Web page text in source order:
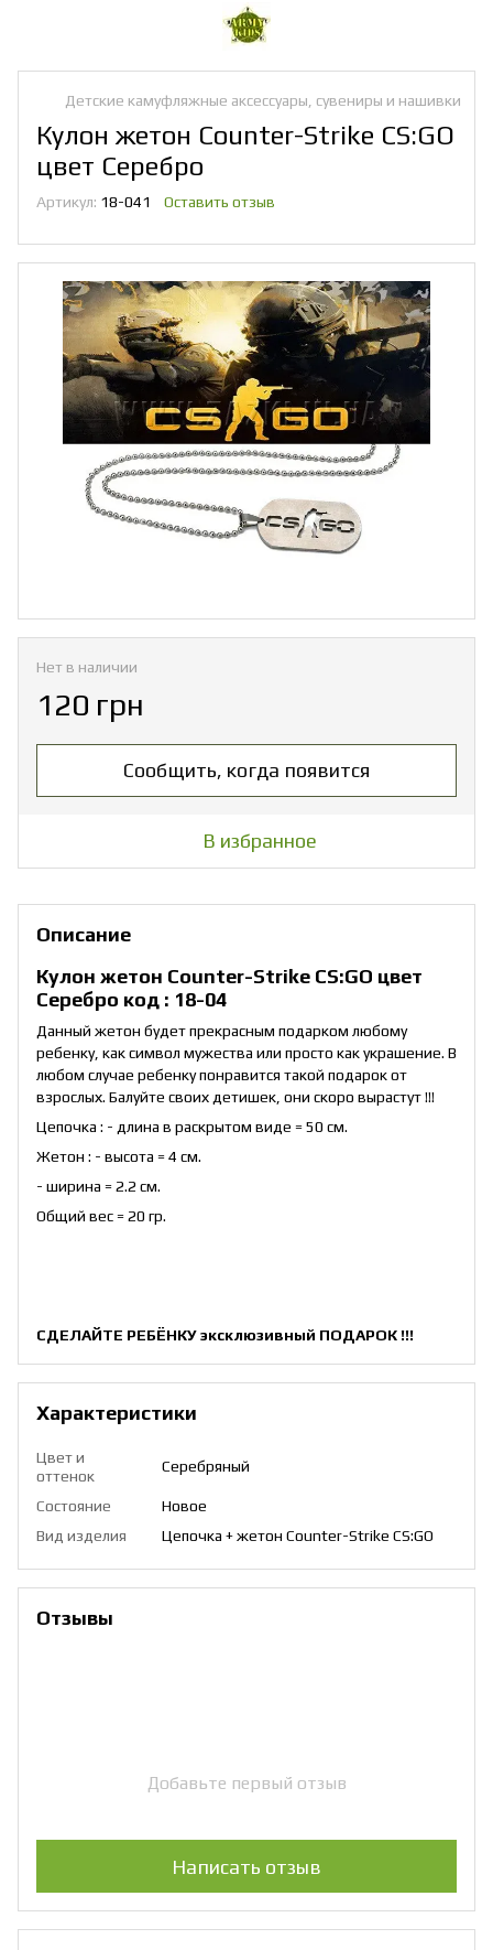
Детские камуфляжные аксессуары, сувениры и нашивки
Кулон жетон Counter-Strike CS:GO
цвет Серебро
Артикул: 18-041 Оставить отзыв
Нет в наличии
120 грн
Сообщить, когда появится
В избранное
Описание
Кулон жетон Counter-Strike CS:GO цвет
Серебро код : 18-04
Данный жетон будет прекрасным подарком любому
ребенку, как символ мужества или просто как украшение. В
любом случае ребенку понравится такой подарок от
взрослых. Балуйте своих детишек, они скоро вырастут !!!
Цепочка : - длина в раскрытом виде = 50 см.
Жетон : - высота = 4 см.
- ширина = 2.2 см.
Общий вес = 20 гр.
СДЕЛАЙТЕ РЕБЁНКУ эксклюзивный ПОДАРОК !!!
Характеристики
Цвет и
оттенок
Серебряный
Состояние
Новое
Вид изделия
Цепочка + жетон Counter-Strike CS:GO
Отзывы
Добавьте первый отзыв
Написать отзыв